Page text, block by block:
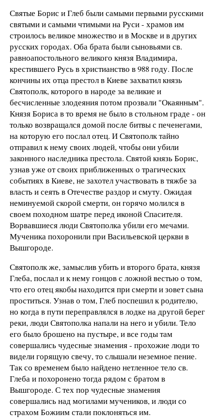
Святые Борис и Глеб были самыми первыми русскими
святыми и самыми чтимыми на Руси - храмов им
строилось великое множество и в Москве и в других
русских городах. Оба брата были сыновьями св.
равноапостольного великого князя Владимира,
крестившего Русь в христианство в 988 году. После
кончины их отца престол в Киеве захватил князь
Святополк, которого в народе за великие и
бесчисленные злодеяния потом прозвали "Окаянным".
Князя Бориса в то время не было в стольном граде - он
только возвращался домой после битвы с печенегами,
на которую его послал отец. И Святополк тайно
отправил к нему своих людей, чтобы они убили
законного наследника престола. Святой князь Борис,
узнав уже от своих приближенных о трагических
событиях в Киеве, не захотел участвовать в тяжбе за
власть и сеять в Отечестве раздор и смуту. Ожидая
неминуемой скорой смерти, он горячо молился в
своем походном шатре перед иконой Спасителя.
Ворвавшиеся люди Святополка убили его мечами.
Мученика похоронили при Васильевской церкви в
Вышгороде.
Святополк же, замыслив убить и второго брата, князя
Глеба, послал и к нему гонцов с ложной вестью о том,
что его отец якобы находится при смерти и зовет сына
проститься. Узнав о том, Глеб поспешил к родителю,
но когда в пути переправлялся в лодке на другой берег
реки, люди Святополка напали на него и убили. Тело
его было брошено на пустыре, и все годы там
совершались чудесные знамения - прохожие люди то
видели горящую свечу, то слышали неземное пение.
Так со временем было найдено нетленное тело св.
Глеба и похоронено тогда рядом с братом в
Вышгороде. С тех пор чудесные знамения
совершались над могилами мучеников, и люди со
страхом Божиим стали поклоняться им.